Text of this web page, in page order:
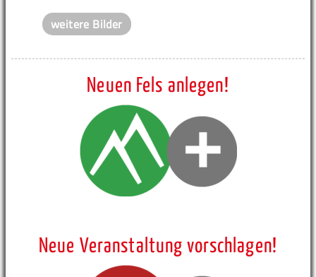
weitere Bilder
Neuen Fels anlegen!
Neue Veranstaltung vorschlagen!